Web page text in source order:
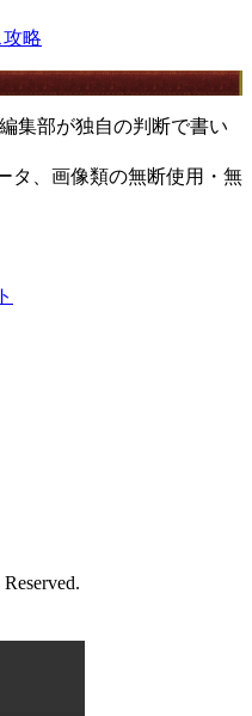
略
集部が独自の判断で書い
タ、画像類の無断使用・無